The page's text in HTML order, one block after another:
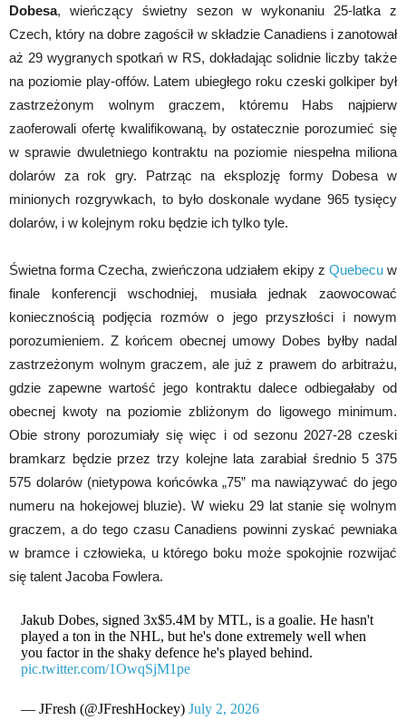
Dobesa, wieńczący świetny sezon w wykonaniu 25-latka z
Czech, który na dobre zagościł w składzie Canadiens i zanotował
aż 29 wygranych spotkań w RS, dokładając solidnie liczby także
na poziomie play-offów. Latem ubiegłego roku czeski golkiper był
zastrzeżonym wolnym graczem, któremu Habs najpierw
zaoferowali ofertę kwalifikowaną, by ostatecznie porozumieć się
w sprawie dwuletniego kontraktu na poziomie niespełna miliona
dolarów za rok gry. Patrząc na eksplozję formy Dobesa w
minionych rozgrywkach, to było doskonale wydane 965 tysięcy
dolarów, i w kolejnym roku będzie ich tylko tyle.
Świetna forma Czecha, zwieńczona udziałem ekipy z Quebecu w
finale konferencji wschodniej, musiała jednak zaowocować
koniecznością podjęcia rozmów o jego przyszłości i nowym
porozumieniem. Z końcem obecnej umowy Dobes byłby nadal
zastrzeżonym wolnym graczem, ale już z prawem do arbitrażu,
gdzie zapewne wartość jego kontraktu dalece odbiegałaby od
obecnej kwoty na poziomie zbliżonym do ligowego minimum.
Obie strony porozumiały się więc i od sezonu 2027-28 czeski
bramkarz będzie przez trzy kolejne lata zarabiał średnio 5 375
575 dolarów (nietypowa końcówka „75” ma nawiązywać do jego
numeru na hokejowej bluzie). W wieku 29 lat stanie się wolnym
graczem, a do tego czasu Canadiens powinni zyskać pewniaka
w bramce i człowieka, u którego boku może spokojnie rozwijać
się talent Jacoba Fowlera.
Jakub Dobes, signed 3x$5.4M by MTL, is a goalie. He hasn't
played a ton in the NHL, but he's done extremely well when
you factor in the shaky defence he's played behind.
pic.twitter.com/1OwqSjM1pe
— JFresh (@JFreshHockey) July 2, 2026